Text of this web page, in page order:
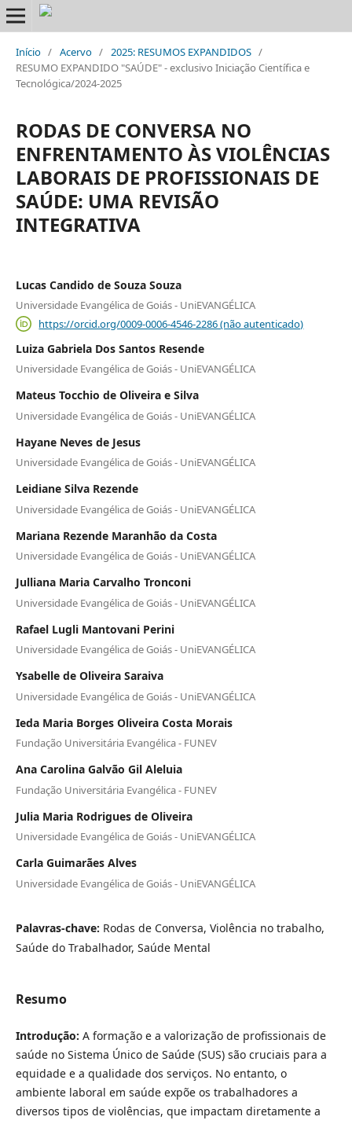
Início / Acervo / 2025: RESUMOS EXPANDIDOS /
RESUMO EXPANDIDO "SAÚDE" - exclusivo Iniciação Científica e
Tecnológica/2024-2025
RODAS DE CONVERSA NO
ENFRENTAMENTO ÀS VIOLÊNCIAS
LABORAIS DE PROFISSIONAIS DE
SAÚDE: UMA REVISÃO
INTEGRATIVA
Lucas Candido de Souza Souza
Universidade Evangélica de Goiás - UniEVANGÉLICA
https://orcid.org/0009-0006-4546-2286 (não autenticado)
Luiza Gabriela Dos Santos Resende
Universidade Evangélica de Goiás - UniEVANGÉLICA
Mateus Tocchio de Oliveira e Silva
Universidade Evangélica de Goiás - UniEVANGÉLICA
Hayane Neves de Jesus
Universidade Evangélica de Goiás - UniEVANGÉLICA
Leidiane Silva Rezende
Universidade Evangélica de Goiás - UniEVANGÉLICA
Mariana Rezende Maranhão da Costa
Universidade Evangélica de Goiás - UniEVANGÉLICA
Julliana Maria Carvalho Tronconi
Universidade Evangélica de Goiás - UniEVANGÉLICA
Rafael Lugli Mantovani Perini
Universidade Evangélica de Goiás - UniEVANGÉLICA
Ysabelle de Oliveira Saraiva
Universidade Evangélica de Goiás - UniEVANGÉLICA
Ieda Maria Borges Oliveira Costa Morais
Fundação Universitária Evangélica - FUNEV
Ana Carolina Galvão Gil Aleluia
Fundação Universitária Evangélica - FUNEV
Julia Maria Rodrigues de Oliveira
Universidade Evangélica de Goiás - UniEVANGÉLICA
Carla Guimarães Alves
Universidade Evangélica de Goiás - UniEVANGÉLICA
Palavras-chave: Rodas de Conversa, Violência no trabalho,
Saúde do Trabalhador, Saúde Mental
Resumo
Introdução: A formação e a valorização de profissionais de
saúde no Sistema Único de Saúde (SUS) são cruciais para a
equidade e a qualidade dos serviços. No entanto, o
ambiente laboral em saúde expõe os trabalhadores a
diversos tipos de violências, que impactam diretamente a